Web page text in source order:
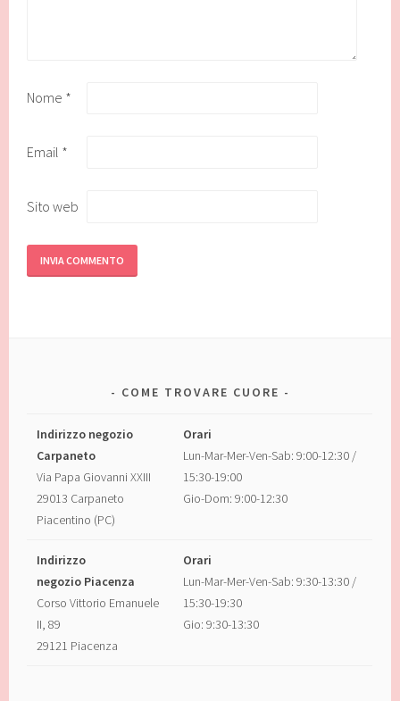
Nome *
Email *
Sito web
COME TROVARE CUORE
Indirizzo negozio
Carpaneto
Via Papa Giovanni XXIII
29013 Carpaneto
Piacentino (PC)
Orari
Lun-Mar-Mer-Ven-Sab: 9:00-12:30 /
15:30-19:00
Gio-Dom: 9:00-12:30
Indirizzo
negozio Piacenza
Corso Vittorio Emanuele
II, 89
29121 Piacenza
Orari
Lun-Mar-Mer-Ven-Sab: 9:30-13:30 /
15:30-19:30
Gio: 9:30-13:30